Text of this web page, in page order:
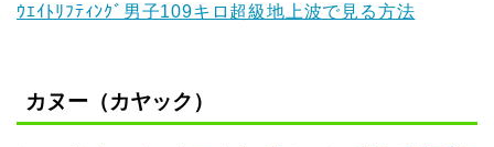
ｳｴｲﾄﾘﾌﾃｨﾝｸﾞ男子109キロ超級地上波で見る方法
カヌー（カヤック）